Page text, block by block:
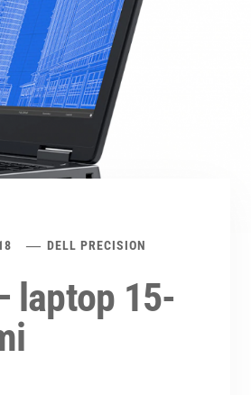
DELL PRECISION
laptop 15-